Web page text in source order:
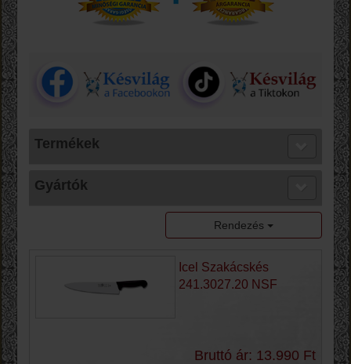
Termékek
Gyártók
Rendezés
Icel Szakácskés
241.3027.20 NSF
Bruttó ár: 13.990 Ft